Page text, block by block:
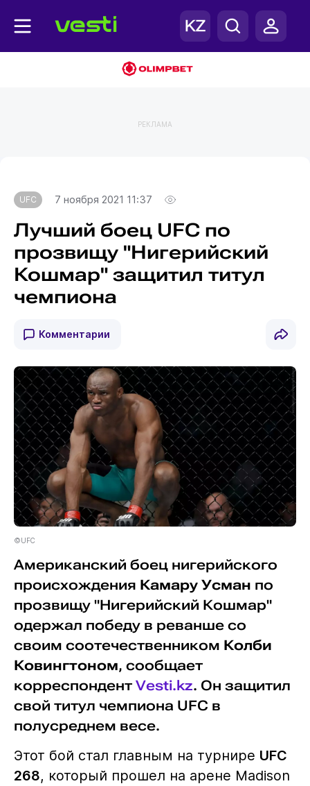
РЕКЛАМА
UFC 7 ноября 2021 11:37
Лучший боец UFC по
прозвищу "Нигерийский
Кошмар" защитил титул
чемпиона
Комментарии
©UFC
Американский боец нигерийского
происхождения Камару Усман по
прозвищу "Нигерийский Кошмар"
одержал победу в реванше со
своим соотечественником Колби
Ковингтоном, сообщает
корреспондент Vesti.kz. Он защитил
свой титул чемпиона UFC в
полусреднем весе.
Этот бой стал главным на турнире UFC
268, который прошел на арене Madison